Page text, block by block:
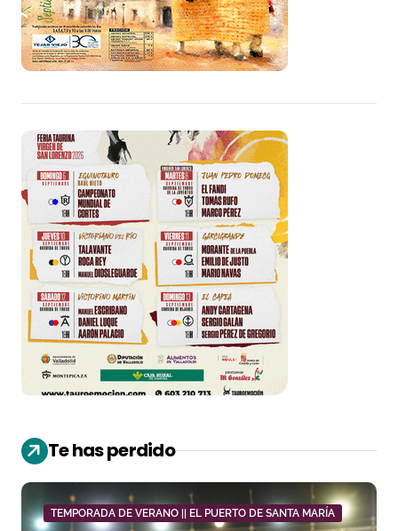
Te has perdido
TEMPORADA DE VERANO || EL PUERTO DE SANTA MARÍA